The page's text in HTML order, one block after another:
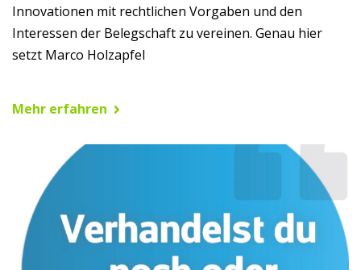
Innovationen mit rechtlichen Vorgaben und den
Interessen der Belegschaft zu vereinen. Genau hier
setzt Marco Holzapfel
Mehr erfahren